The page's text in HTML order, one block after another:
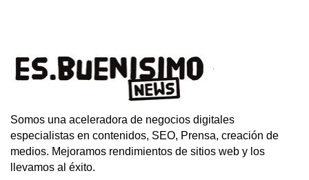
Somos una aceleradora de negocios digitales
especialistas en contenidos, SEO, Prensa, creación de
medios. Mejoramos rendimientos de sitios web y los
llevamos al éxito.